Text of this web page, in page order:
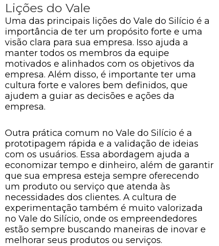
Lições do Vale
Uma das principais lições do Vale do Silício é a
importância de ter um propósito forte e uma
visão clara para sua empresa. Isso ajuda a
manter todos os membros da equipe
motivados e alinhados com os objetivos da
empresa. Além disso, é importante ter uma
cultura forte e valores bem definidos, que
ajudem a guiar as decisões e ações da
empresa.
Outra prática comum no Vale do Silício é a
prototipagem rápida e a validação de ideias
com os usuários. Essa abordagem ajuda a
economizar tempo e dinheiro, além de garantir
que sua empresa esteja sempre oferecendo
um produto ou serviço que atenda às
necessidades dos clientes. A cultura de
experimentação também é muito valorizada
no Vale do Silício, onde os empreendedores
estão sempre buscando maneiras de inovar e
melhorar seus produtos ou serviços.